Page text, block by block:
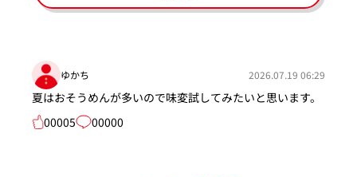
ゆかち 2026.07.19 06:29
夏はおそうめんが多いので味変試してみたいと思います。
00005
00000